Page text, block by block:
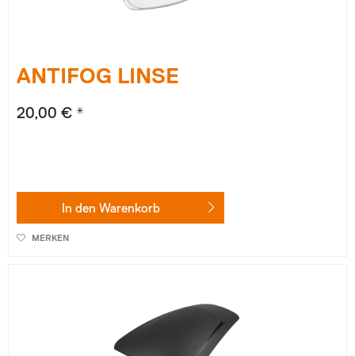
ANTIFOG LINSE
20,00 € *
In den Warenkorb
MERKEN